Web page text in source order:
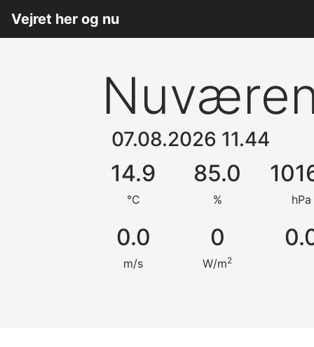
Vejret her og nu
07.08.2026 11.44
14.9
°C
85.0
% hPa
0.0
m/s
0
W/m2